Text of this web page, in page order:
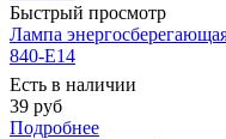
Быстрый просмотр
Лампа
840-E14
Есть в наличии
39 руб
Подробнее